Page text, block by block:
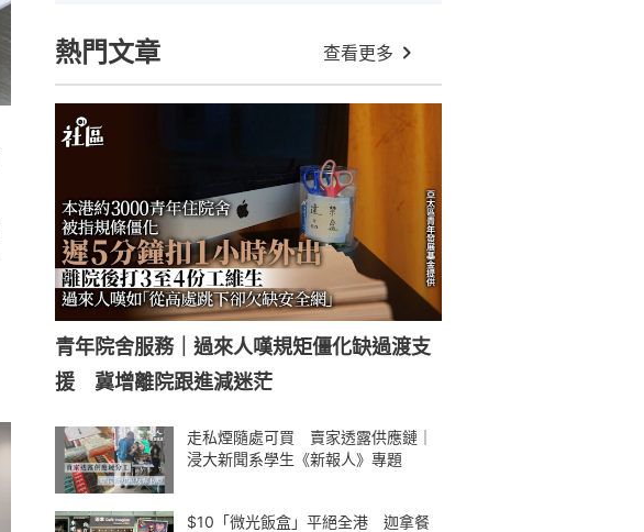
熱門文章 查看更多
青年院舍服務｜過來人嘆規矩僵化缺過渡支
援 冀增離院跟進減迷茫
走私煙隨處可買 賣家透露供應鏈｜
浸大新聞系學生《新報人》專題
$10「微光飯盒」平絕全港 迦拿餐